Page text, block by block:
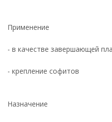
Применение
- в качестве завершающей
- крепление софитов
Назначение